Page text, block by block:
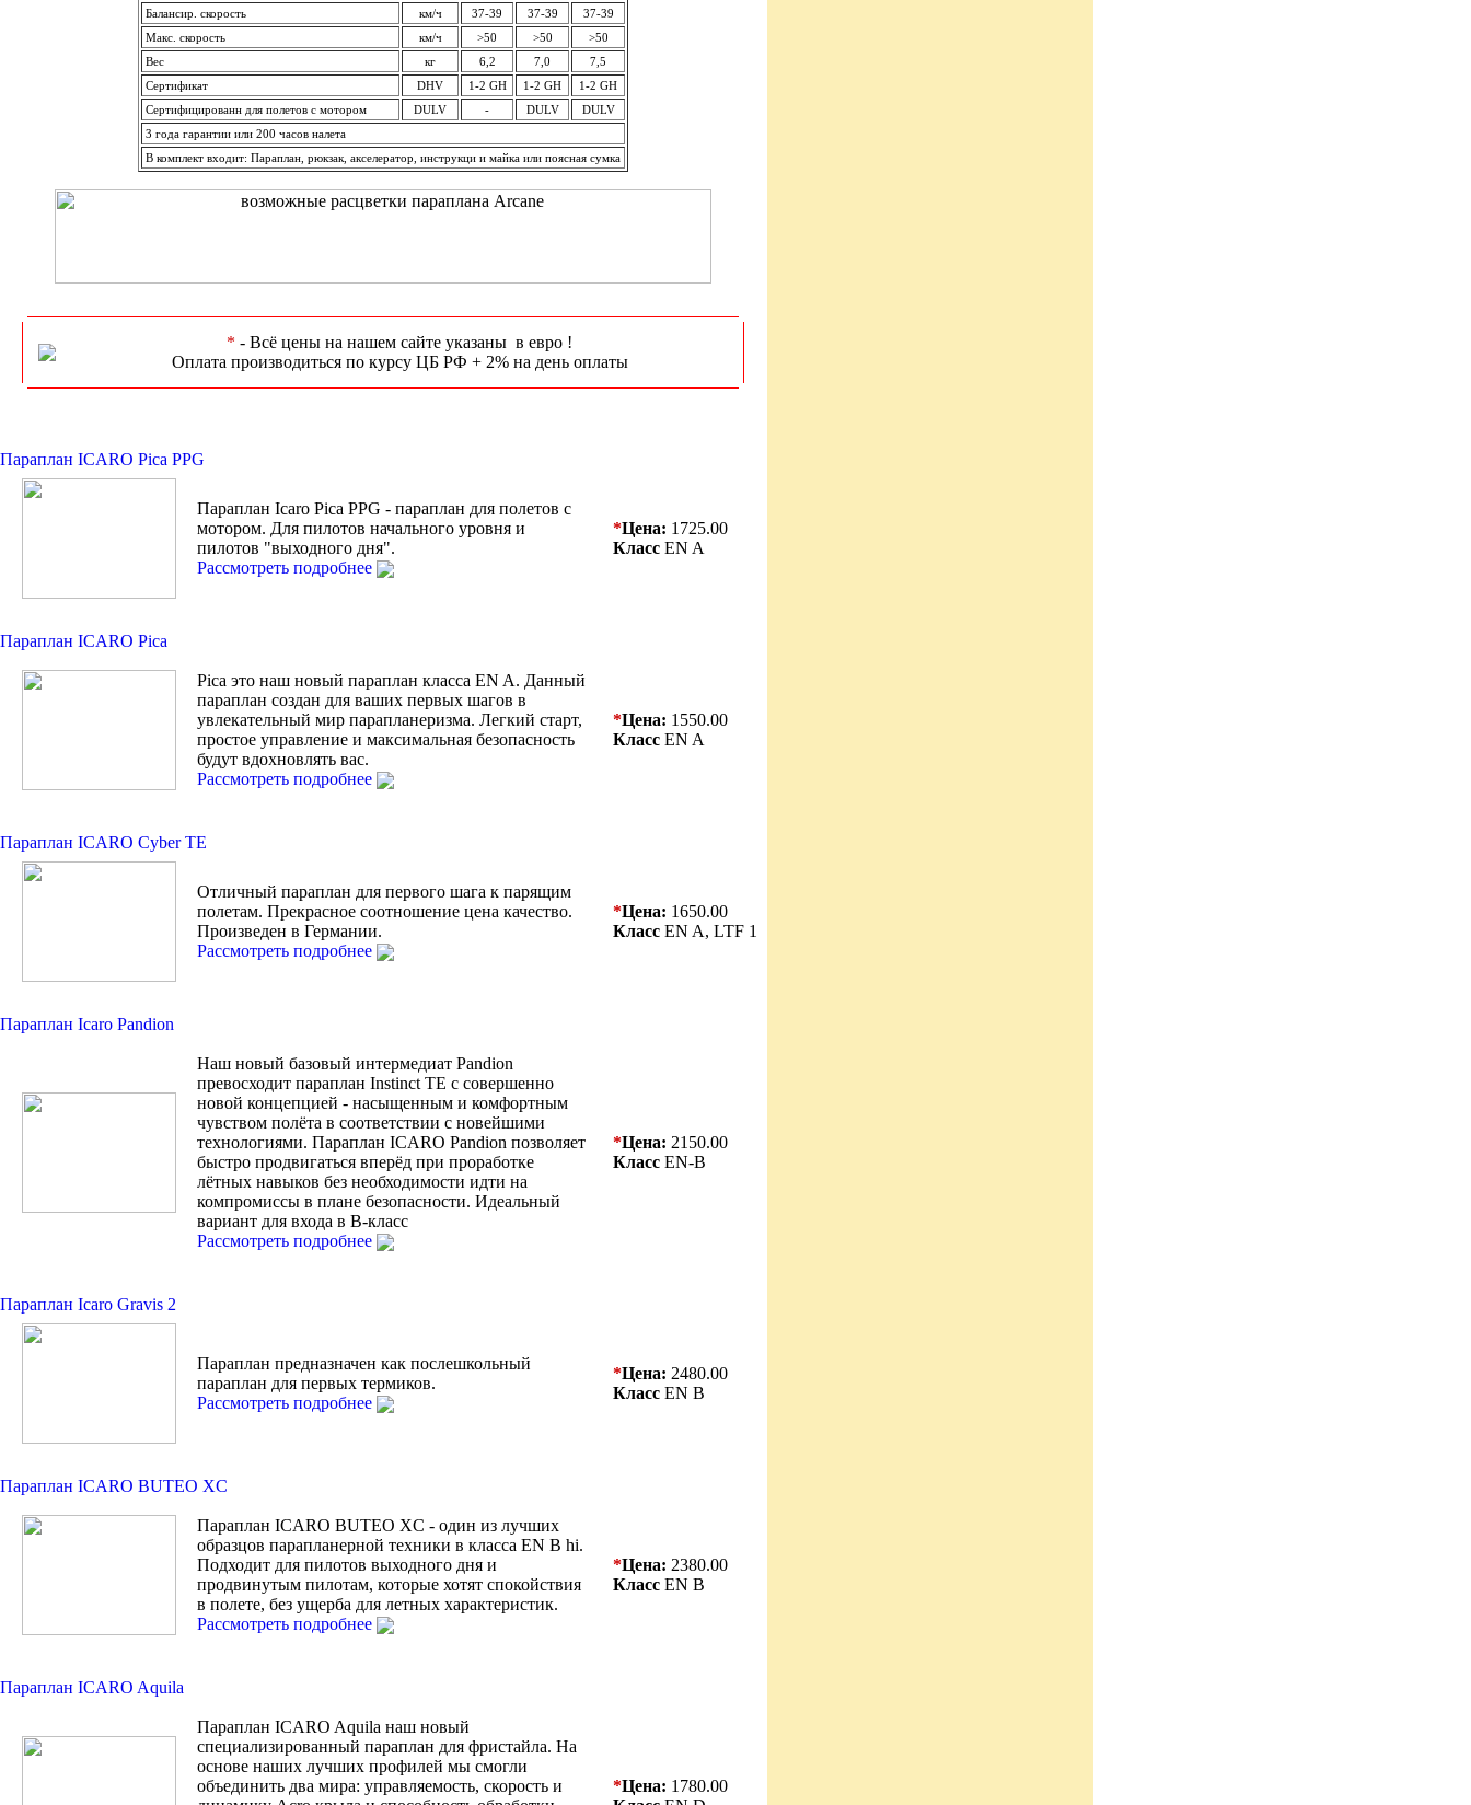
Балансир. скорость
км/ч 37-39 37-39
37-39
Макс. скорость
км/ч >50 >50
>50
Вес
кг 6,2 7,0
7,5
Сертификат
DHV 1-2 GH 1-2 GH
1-2 GH
Сертифицированн для полетов с мотором
DULV - DULV
DULV
3 года гарантии или 200 часов налета
В комплект входит: Параплан, рюкзак, акселератор, инструкци и майка или поясная сумка
* - Всё цены на нашем сайте указаны в евро !
Оплата производиться по курсу ЦБ РФ + 2% на день оплаты
Параплан ICARO Pica PPG
Параплан Icaro Pica PPG - параплан для полетов с
мотором. Для пилотов начального уровня и
пилотов "выходного дня".
Рассмотреть подробнее
*Цена: 1725.00
Класс EN A
Параплан ICARO Pica
Pica это наш новый параплан класса EN A. Данный
параплан создан для ваших первых шагов в
увлекательный мир парапланеризма. Легкий старт,
простое управление и максимальная безопасность
будут вдохновлять вас.
Рассмотреть подробнее
*Цена: 1550.00
Класс EN A
Параплан ICARO Cyber TE
Отличный параплан для первого шага к парящим
полетам. Прекрасное соотношение цена качество.
Произведен в Германии.
Рассмотреть подробнее
*Цена: 1650.00
Класс EN A, LTF 1
Параплан Icaro Pandion
Наш новый базовый интермедиат Pandion
превосходит параплан Instinct TE с совершенно
новой концепцией - насыщенным и комфортным
чувством полёта в соответствии с новейшими
технологиями. Параплан ICARO Pandion позволяет
быстро продвигаться вперёд при проработке
лётных навыков без необходимости идти на
компромиссы в плане безопасности. Идеальный
вариант для входа в В-класс
Рассмотреть подробнее
*Цена: 2150.00
Класс EN-B
Параплан Icaro Gravis 2
Параплан предназначен как послешкольный
параплан для первых термиков.
Рассмотреть подробнее
*Цена: 2480.00
Класс EN B
Параплан ICARO BUTEO XC
Параплан ICARO BUTEO XC - один из лучших
образцов парапланерной техники в класса EN B hi.
Подходит для пилотов выходного дня и
продвинутым пилотам, которые хотят спокойствия
в полете, без ущерба для летных характеристик.
Рассмотреть подробнее
*Цена: 2380.00
Класс EN B
Параплан ICARO Aquila
Параплан ICARO Aquila наш новый
специализированный параплан для фристайла. На
основе наших лучших профилей мы смогли
объединить два мира: управляемость, скорость и
*Цена: 1780.00